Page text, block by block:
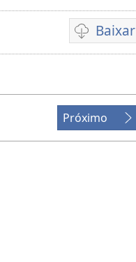
Baixar
Opções
de
de
vídeo
Próximo